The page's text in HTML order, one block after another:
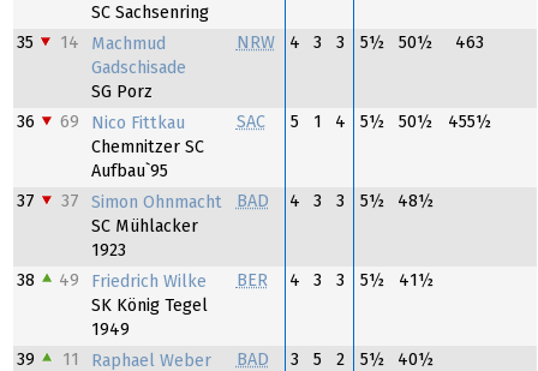
SC Sachsenring
35 14
Machmud
Gadschisade
SG Porz
NRW 4 3 3 5½ 50½ 463
36 69
Nico Fittkau
Chemnitzer SC
Aufbau`95
SAC 5 1 4 5½ 50½ 455½
37 37
Simon Ohnmacht
SC Mühlacker
1923
BAD 4 3 3 5½ 48½
38 49
Friedrich Wilke
SK König Tegel
1949
BER 4 3 3 5½ 41½
39 11
Raphael Weber
BAD 3 5 2 5½ 40½